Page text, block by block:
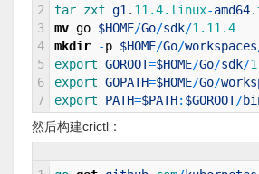
2
3
4
5
6
7
tar zxf g1 . 11.4.linux-amd64
mv go $HOME/Go/sdk/1.11.4
mkdir
-p $HOME/Go/workspaces
export GOROOT=$HOME/Go/sdk/
export GOPATH=$HOME/Go/
export PATH=$PATH: $GOROOT/
然后构建crictl：